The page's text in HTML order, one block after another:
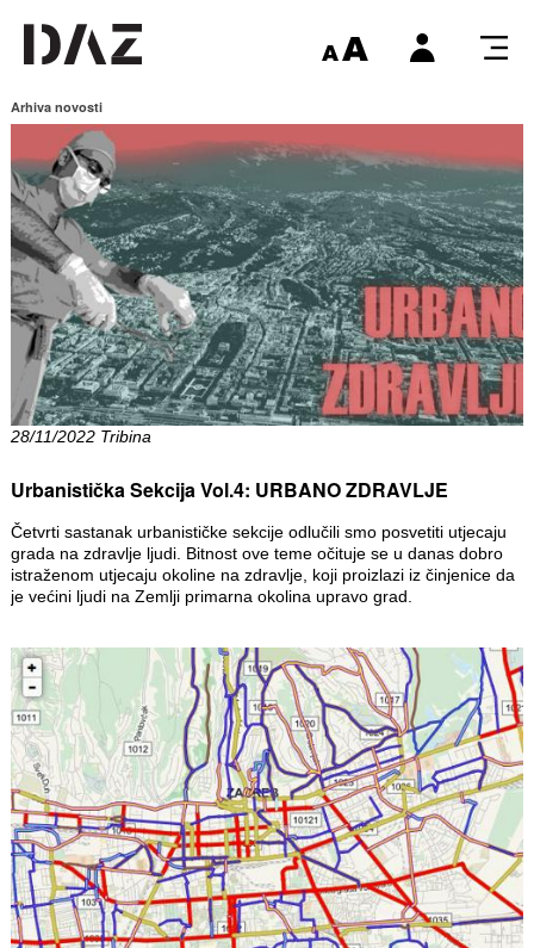
Arhiva novosti
28/11/2022 Tribina
Urbanistička Sekcija Vol.4: URBANO ZDRAVLJE
Četvrti sastanak urbanističke sekcije odlučili smo posvetiti utjecaju
grada na zdravlje ljudi. Bitnost ove teme očituje se u danas dobro
istraženom utjecaju okoline na zdravlje, koji proizlazi iz činjenice da
je većini ljudi na Zemlji primarna okolina upravo grad.